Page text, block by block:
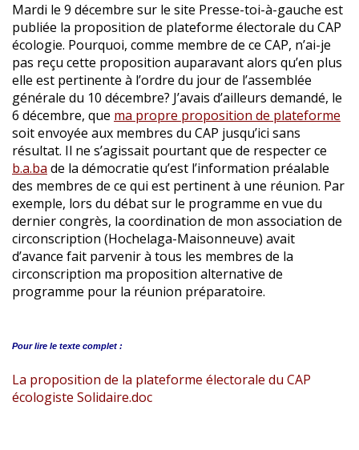
Mardi le 9 décembre sur le site Presse-toi-à-gauche est
publiée la proposition de plateforme électorale du CAP
écologie. Pourquoi, comme membre de ce CAP, n’ai-je
pas reçu cette proposition auparavant alors qu’en plus
elle est pertinente à l’ordre du jour de l’assemblée
générale du 10 décembre? J’avais d’ailleurs demandé, le
6 décembre, que ma propre proposition de plateforme
soit envoyée aux membres du CAP jusqu’ici sans
résultat. Il ne s’agissait pourtant que de respecter ce
b.a.ba de la démocratie qu’est l’information préalable
des membres de ce qui est pertinent à une réunion. Par
exemple, lors du débat sur le programme en vue du
dernier congrès, la coordination de mon association de
circonscription (Hochelaga-Maisonneuve) avait
d’avance fait parvenir à tous les membres de la
circonscription ma proposition alternative de
programme pour la réunion préparatoire.
Pour lire le texte complet :
La proposition de la plateforme électorale du CAP
écologiste Solidaire.doc